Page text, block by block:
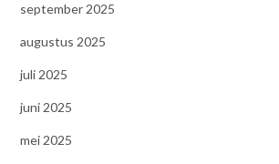
september 2025
augustus 2025
juli 2025
juni 2025
mei 2025